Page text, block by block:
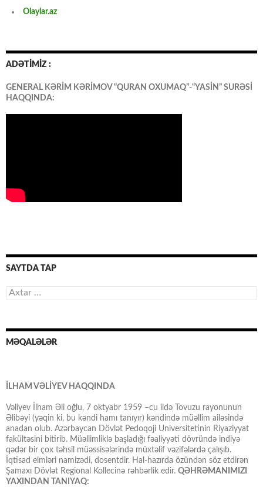
Olaylar.az
ADƏTİMİZ :
GENERAL KƏRİM KƏRİMOV “QURAN OXUMAQ”-“YASİN” SURƏSİ
HAQQINDA:
SAYTDA TAP
Axtarış:
MƏQALƏLƏR
İLHAM VƏLİYEV HAQQINDA
Vəliyev İlham Əli oğlu, 7 oktyabr 1959 –cu ildə Tovuzu rayonunun
Əlibəyi (yəqin ki, bu kəndi hamı tanıyır) kəndində müəllim ailəsində
anadan olub. Azərbaycan Dövlət Pedoqoji Universitetinin Riyaziyyat
fakültəsini bitirib. Müəllimliklə başladığı fəaliyyəti dövründə indiyə
qədər bir çox təhsil müəssisələrində müxtəlif vəzifələrdə çalışıb.
İqtisad elmləri namizədi, dosentdir. Hal-hazırda özündən söz etdirən
Şamaxı Dövlət Regional Kollecinə rəhbərlik edir. QƏHRƏMANIMIZI
YAXINDAN TANIYAQ: